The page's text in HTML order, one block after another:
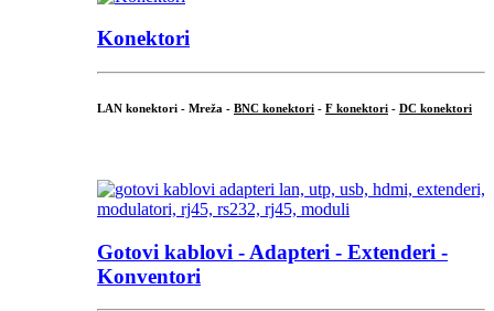
Konektori
LAN konektori - Mreža - BNC konektori - F konektori - DC konektori
Gotovi kablovi - Adapteri - Extenderi -
Konventori